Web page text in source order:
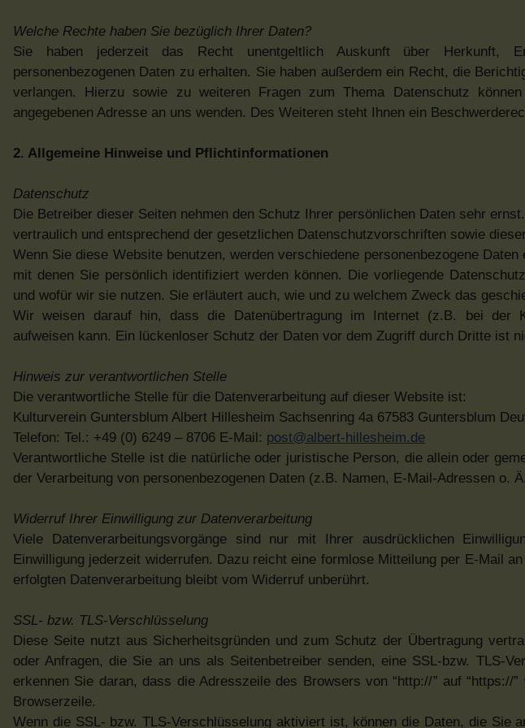
Welche Rechte haben Sie bezüglich Ihrer Daten?
Sie haben jederzeit das Recht unentgeltlich Auskunft über Herkunft,
personenbezogenen Daten zu erhalten. Sie haben außerdem ein Recht, die
verlangen. Hierzu sowie zu weiteren Fragen zum Thema Datenschutz
angegebenen Adresse an uns wenden. Des Weiteren steht Ihnen ein
2. Allgemeine Hinweise und Pflichtinformationen
Datenschutz
Die Betreiber dieser Seiten nehmen den Schutz Ihrer persönlichen Daten sehr
vertraulich und entsprechend der gesetzlichen Datenschutzvorschriften sowie
Wenn Sie diese Website benutzen, werden verschiedene personenbezogene
mit denen Sie persönlich identifiziert werden können. Die vorliegende
und wofür wir sie nutzen. Sie erläutert auch, wie und zu welchem Zweck das
Wir weisen darauf hin, dass die Datenübertragung im Internet (z.B. bei der
aufweisen kann. Ein lückenloser Schutz der Daten vor dem Zugriff durch Dritte ist
Hinweis zur verantwortlichen Stelle
Die verantwortliche Stelle für die Datenverarbeitung auf dieser Website ist:
Kulturverein Guntersblum Albert Hillesheim Sachsenring 4a 67583 Guntersblum
Telefon: Tel.: +49 (0) 6249 – 8706 E-Mail: post@albert-hillesheim.de
Verantwortliche Stelle ist die natürliche oder juristische Person, die allein oder
der Verarbeitung von personenbezogenen Daten (z.B. Namen, E-Mail-Adressen o.
Widerruf Ihrer Einwilligung zur Datenverarbeitung
Viele Datenverarbeitungsvorgänge sind nur mit Ihrer ausdrücklichen
Einwilligung jederzeit widerrufen. Dazu reicht eine formlose Mitteilung per E-Mail
erfolgten Datenverarbeitung bleibt vom Widerruf unberührt.
SSL- bzw. TLS-Verschlüsselung
Diese Seite nutzt aus Sicherheitsgründen und zum Schutz der Übertragung
oder Anfragen, die Sie an uns als Seitenbetreiber senden, eine SSL-bzw. TLS-
erkennen Sie daran, dass die Adresszeile des Browsers von “http://” auf “https://
Browserzeile.
Wenn die SSL- bzw. TLS-Verschlüsselung aktiviert ist, können die Daten, die Sie